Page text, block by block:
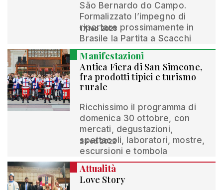
São Bernardo do Campo.
Formalizzato l’impegno di
riportare prossimamente in
Brasile la Partita a Scacchi
17 feb 2023
Manifestazioni
Antica Fiera di San Simeone,
fra prodotti tipici e turismo
rurale
Ricchissimo il programma di
domenica 30 ottobre, con
mercati, degustazioni,
spettacoli, laboratori, mostre,
escursioni e tombola
25 ott 2022
Attualità
Love Story